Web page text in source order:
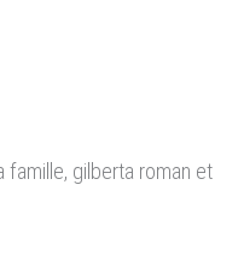
gilberta roman et